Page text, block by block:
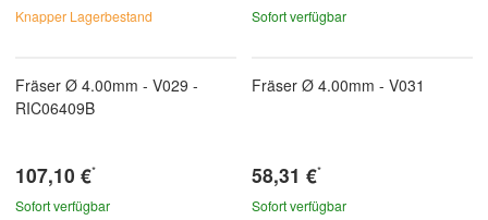
Knapper Lagerbestand Sofort verfügbar
Fräser Ø 4.00mm - V029 -
RIC06409B
107,10 €*
Sofort verfügbar
Fräser Ø 4.00mm - V031
58,31 €*
Sofort verfügbar